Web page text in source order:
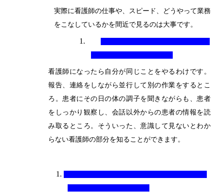
実際に看護師の仕事や、スピード、どうやって業務
をこなしているかを間近で見るのは大事です。
1.
看護師になったら自分が同じことをやるわけです。
報告、連絡をしながら並行して別の作業をするとこ
ろ。患者にその日の体の調子を聞きながらも、患者
をしっかり観察し、会話以外からの患者の情報を読
み取るところ。そういった、意識して見ないとわか
らない看護師の部分を知ることができます。
1.